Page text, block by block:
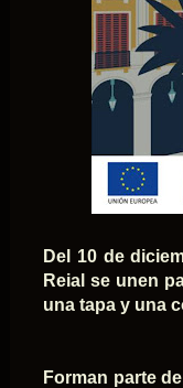
Del 10 de
Reial se unen
una tapa y una
Forman parte